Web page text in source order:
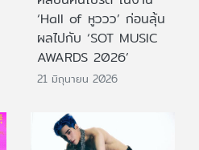
‘Hall of หูววว’ ก่อนลุ้น
ผลไปกับ ‘SOT MUSIC
AWARDS 2026’
21 มิถุนายน 2026